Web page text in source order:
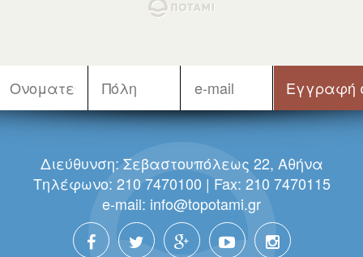
Διεύθυνση: Σεβαστουπόλεως 22, Αθήνα
Τηλέφωνο: 210 7470100 | Fax: 210 7470115
e-mail: info@topotami.gr